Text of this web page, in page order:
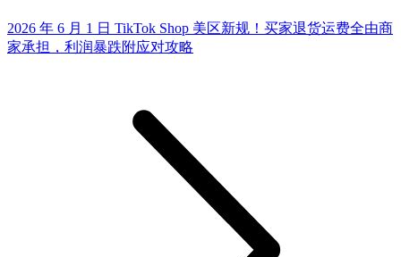
2026 年 6 月 1 日 TikTok Shop 美区新规！买家退货运费全由商
家承担，利润暴跌附应对攻略